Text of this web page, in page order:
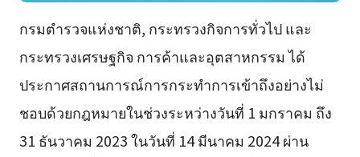
กรมตำรวจแห่งชาติ, กระทรวงกิจการทั่วไป และ
กระทรวงเศรษฐกิจ การค้าและอุตสาหกรรม ได้
ประกาศสถานการณ์การกระทำการเข้าถึงอย่างไม่
ชอบด้วยกฎหมายในช่วงระหว่างวันที่ 1 มกราคม ถึง
31 ธันวาคม 2023 ในวันที่ 14 มีนาคม 2024 ผ่าน